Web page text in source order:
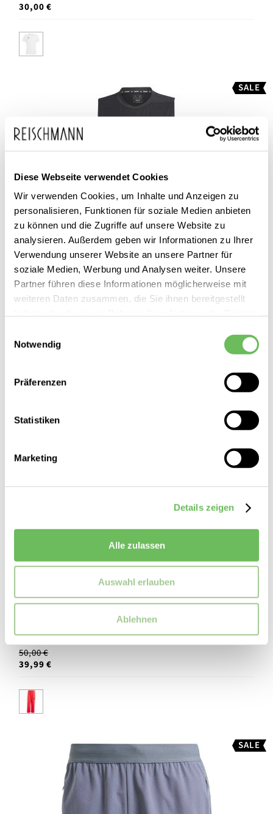
Diese Webseite verwendet Cookies
Wir verwenden Cookies, um Inhalte und Anzeigen zu
personalisieren, Funktionen für soziale Medien anbieten
zu können und die Zugriffe auf unsere Website zu
analysieren. Außerdem geben wir Informationen zu Ihrer
Verwendung unserer Website an unsere Partner für
soziale Medien, Werbung und Analysen weiter. Unsere
Partner führen diese Informationen möglicherweise mit
weiteren Daten zusammen, die Sie ihnen bereitgestellt
Notwendig
Präferenzen
Statistiken
Marketing
Details zeigen
Alle zulassen
Auswahl erlauben
Ablehnen
30,00 €
SALE
adidas
Herren Trainings-Tanktop Aeroready
SALE
50,00 €
39,99 €
SALE